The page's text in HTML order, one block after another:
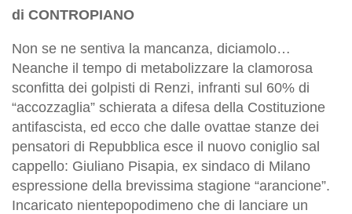
di CONTROPIANO
Non se ne sentiva la mancanza, diciamolo…
Neanche il tempo di metabolizzare la clamorosa
sconfitta dei golpisti di Renzi, infranti sul 60% di
“accozzaglia” schierata a difesa della Costituzione
antifascista, ed ecco che dalle ovattae stanze dei
pensatori di Repubblica esce il nuovo coniglio sal
cappello: Giuliano Pisapia, ex sindaco di Milano
espressione della brevissima stagione “arancione”.
Incaricato nientepopodimeno che di lanciare un